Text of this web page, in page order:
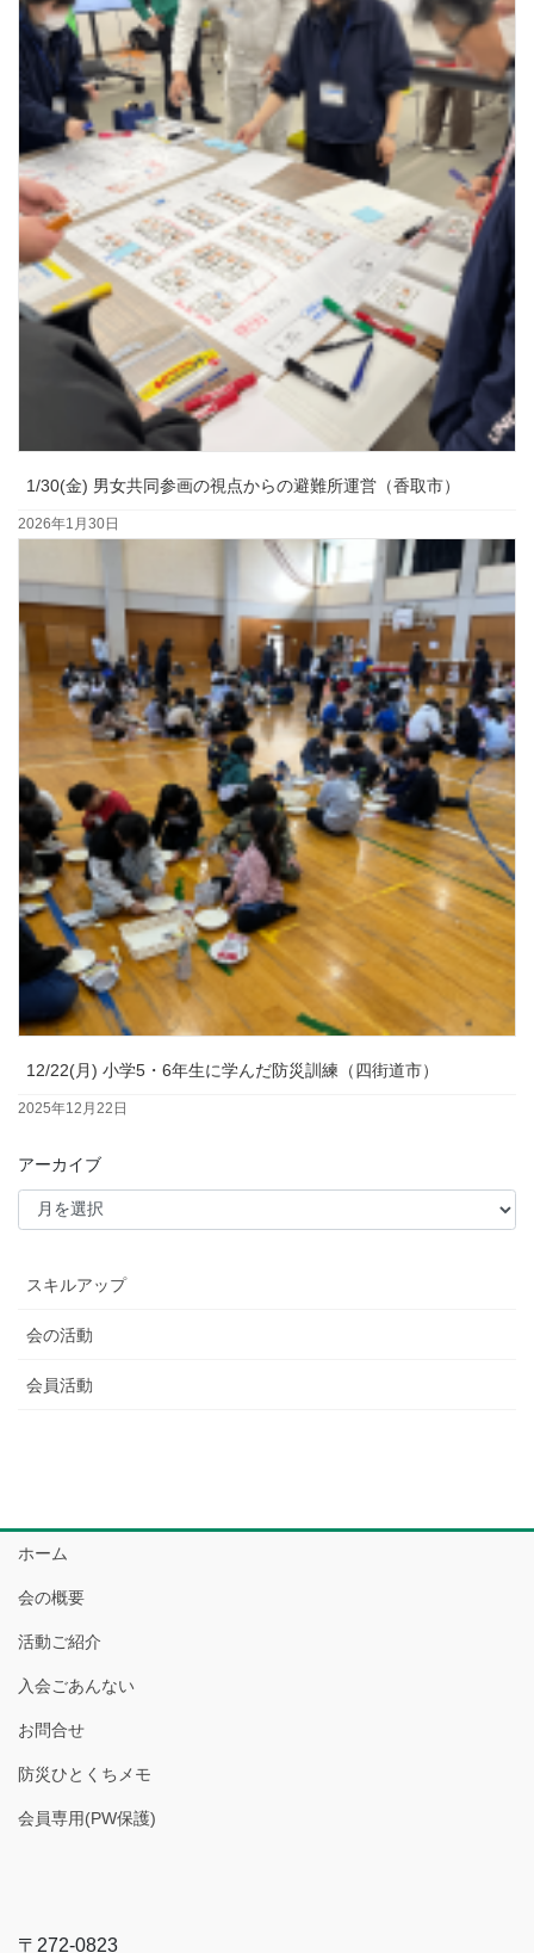
1/30(金) 男女共同参画の視点からの避難所運営（香取市）
2026年1月30日
12/22(月) 小学5・6年生に学んだ防災訓練（四街道市）
2025年12月22日
アーカイブ
スキルアップ
会の活動
会員活動
ホーム
会の概要
活動ご紹介
入会ごあんない
お問合せ
防災ひとくちメモ
会員専用(PW保護)
〒272-0823